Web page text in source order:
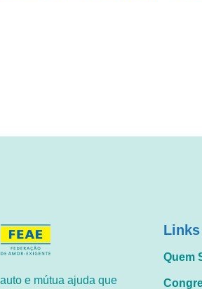
e mútua ajuda que
Quem